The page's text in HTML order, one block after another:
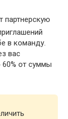
партнерскую
в команду.
вас
60% от суммы